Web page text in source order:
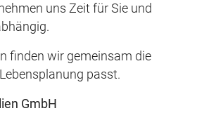
uns Zeit für Sie und
finden wir gemeinsam die
passt.
GmbH